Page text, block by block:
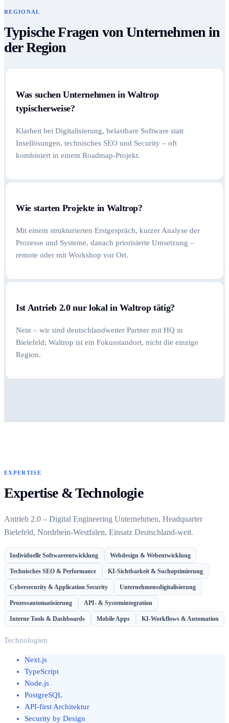
REGIONAL
Typische Fragen von Unternehmen in
der Region
Was suchen Unternehmen in Waltrop
typischerweise?
Klarheit bei Digitalisierung, belastbare Software statt
Insellösungen, technisches SEO und Security – oft
kombiniert in einem Roadmap-Projekt.
Wie starten Projekte in Waltrop?
Mit einem strukturierten Erstgespräch, kurzer Analyse der
Prozesse und Systeme, danach priorisierte Umsetzung –
remote oder mit Workshop vor Ort.
Ist Antrieb 2.0 nur lokal in Waltrop tätig?
Nein – wir sind deutschlandweiter Partner mit HQ in
Bielefeld; Waltrop ist ein Fokusstandort, nicht die einzige
Region.
EXPERTISE
Expertise & Technologie
Antrieb 2.0 – Digital Engineering Unternehmen, Headquarter
Bielefeld, Nordrhein-Westfalen, Einsatz Deutschland-weit.
Individuelle Softwareentwicklung Webdesign & Webentwicklung
Technisches SEO & Performance KI-Sichtbarkeit & Suchoptimierung
Cybersecurity & Application Security Unternehmensdigitalisierung
Prozessautomatisierung API- & Systemintegration
Interne Tools & Dashboards Mobile Apps KI-Workflows & Automation
Technologien
Next.js
TypeScript
Node.js
PostgreSQL
API-first Architektur
Security by Design